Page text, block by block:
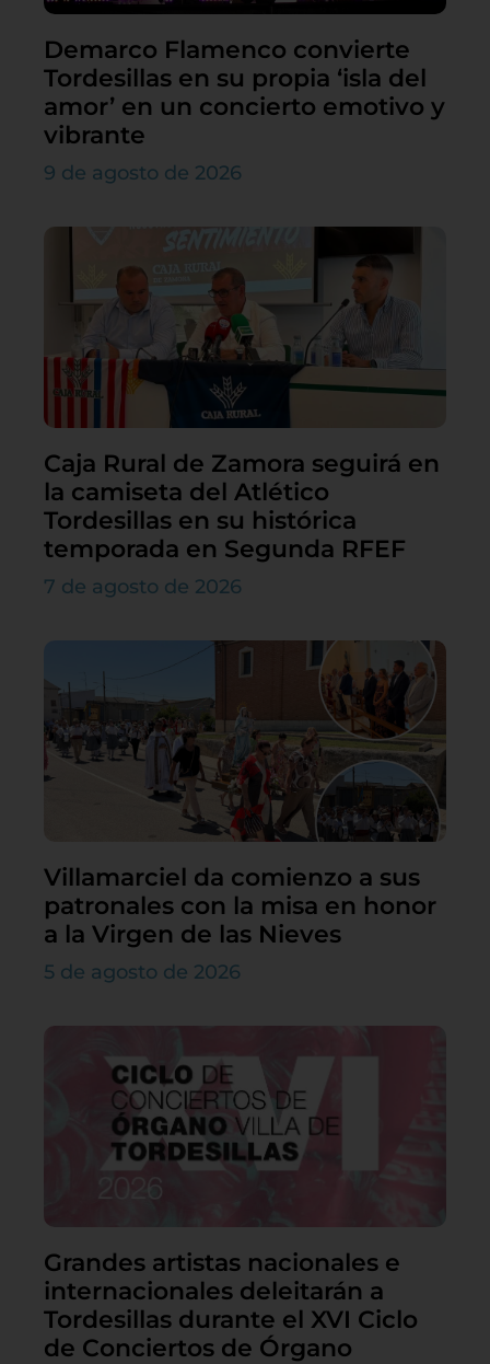
Demarco Flamenco convierte
Tordesillas en su propia ‘isla del
amor’ en un concierto emotivo y
vibrante
9 de agosto de 2026
Caja Rural de Zamora seguirá en
la camiseta del Atlético
Tordesillas en su histórica
temporada en Segunda RFEF
7 de agosto de 2026
Villamarciel da comienzo a sus
patronales con la misa en honor
a la Virgen de las Nieves
5 de agosto de 2026
Grandes artistas nacionales e
internacionales deleitarán a
Tordesillas durante el XVI Ciclo
de Conciertos de Órgano